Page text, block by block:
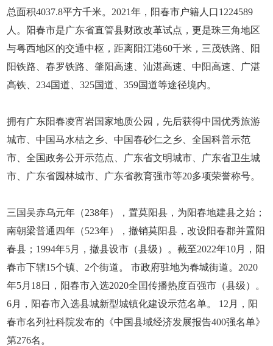
总面积4037.8平方千米。2021年，阳春市户籍人口1224589
人。阳春市是广东省直管县财政改革试点，更是珠三角地区
与粤西地区的交通中枢，距离阳江港60千米，三茂铁路、阳
阳铁路、春罗铁路、肇阳高速、汕湛高速、中阳高速、广湛
高铁、234国道、325国道、359国道等途径境内。
拥有广东阳春凌宵岩国家地质公园，先后获得中国优秀旅游
城市、中国马水桔之乡、中国春砂仁之乡、全国科普示范
市、全国政务公开示范点、广东省文明城市、广东省卫生城
市、广东省园林城市、广东省教育强市等20多项荣誉称号。
三国吴赤乌元年（238年），置莫阳县，为阳春地建县之始；
南朝梁普通四年（523年），撤销莫阳县，改设阳春郡并置阳
春县；1994年5月，撤县设市（县级）。截至2022年10月，阳
春市下辖15个镇、2个街道。 市政府驻地为春城街道。2020
年5月18日，阳春市入选2020全囯传播热度百强市（县级）。
6月，阳春市入选县城新型城镇化建设示范名单。 12月，阳
春市名列社科院发布的《中国县域经济发展报告400强名单》
第276名。